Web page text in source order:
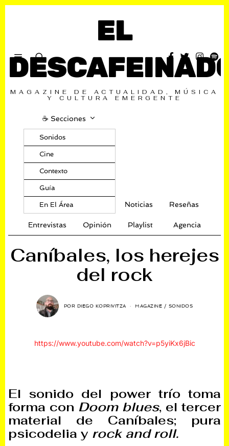
EL
MAGAZINE DE ACTUALIDAD, MÚSICA
Y CULTURA EMERGENTE
☕️ Secciones
Sonidos
Cine
Contexto
Guía
En El Área Noticias Reseñas
Entrevistas Opinión Playlist Agencia
Caníbales, los herejes
del rock
POR DIEGO KOPRIVITZA MAGAZINE / SONIDOS
https://www.youtube.com/watch?v=p5yiKx6jBic
El sonido del power trío toma
forma con Doom blues, el tercer
material de Caníbales; pura
psicodelia y rock and roll.